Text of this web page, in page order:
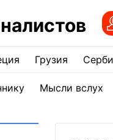
Грузия
Мысли вслух